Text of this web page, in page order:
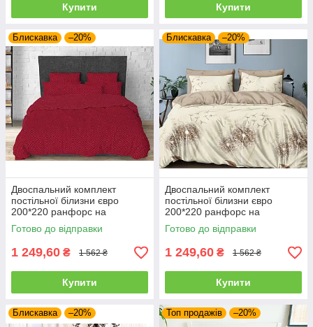
Купити Купити
Блискавка –20%
Двоспальний комплект
постільної білизни євро
200*220 ранфорс на
блискавці (23057)
Готово до відправки
1 249,60 ₴ 1 562 ₴
Купити
Блискавка –20%
Двоспальний комплект
постільної білизни євро
200*220 ранфорс на
блискавці (24413)
Готово до відправки
1 249,60 ₴ 1 562 ₴
Купити
Блискавка –20% Топ продажів –20%